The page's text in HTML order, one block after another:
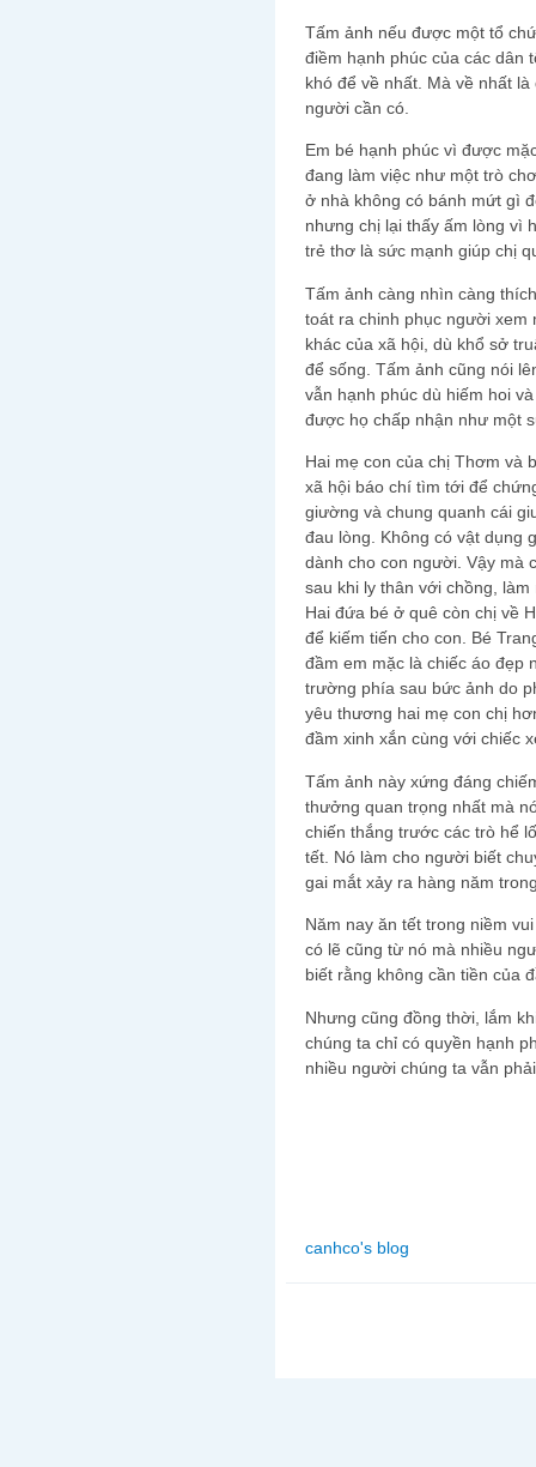
Tấm ảnh nếu được một tổ
điềm hạnh phúc của các dân
khó để về nhất. Mà về nhất
người cần có.
Em bé hạnh phúc vì được
đang làm việc như một trò
ở nhà không có bánh mứt gì
nhưng chị lại thấy ấm lòng vì
trẻ thơ là sức mạnh giúp chị
Tấm ảnh càng nhìn càng
toát ra chinh phục người xem
khác của xã hội, dù khổ sở
để sống. Tấm ảnh cũng nói
vẫn hạnh phúc dù hiếm hoi
được họ chấp nhận như một
Hai mẹ con của chị Thơm và
xã hội báo chí tìm tới để
giường và chung quanh cái
đau lòng. Không có vật dụng
dành cho con người. Vậy mà
sau khi ly thân với chồng,
Hai đứa bé ở quê còn chị về
để kiếm tiến cho con. Bé
đầm em mặc là chiếc áo đẹp
trường phía sau bức ảnh do
yêu thương hai mẹ con chị
đầm xinh xắn cùng với chiếc
Tấm ảnh này xứng đáng
thưởng quan trọng nhất mà
chiến thắng trước các trò hể
tết. Nó làm cho người biết
gai mắt xảy ra hàng năm
Năm nay ăn tết trong niềm
có lẽ cũng từ nó mà nhiều
biết rằng không cần tiền của
Nhưng cũng đồng thời, lắm
chúng ta chỉ có quyền hạnh
nhiều người chúng ta vẫn
canhco's blog